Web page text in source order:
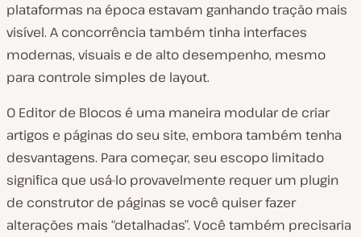
plataformas na época estavam ganhando tração mais
visível. A concorrência também tinha interfaces
modernas, visuais e de alto desempenho, mesmo
para controle simples de layout.
O Editor de Blocos é uma maneira modular de criar
artigos e páginas do seu site, embora também tenha
desvantagens. Para começar, seu escopo limitado
significa que usá-lo provavelmente requer um plugin
de construtor de páginas se você quiser fazer
alterações mais “detalhadas”. Você também precisaria